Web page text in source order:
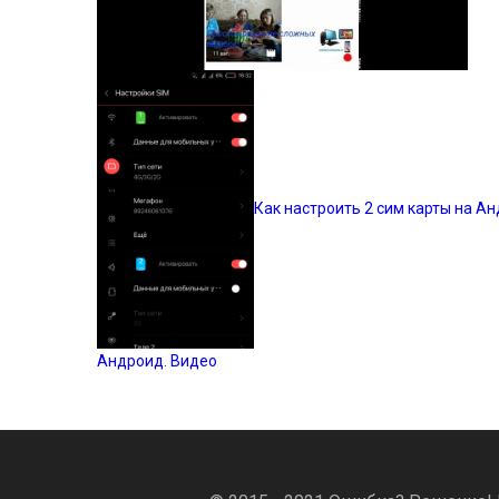
Как настроить 2 сим карты на
Андроид. Видео